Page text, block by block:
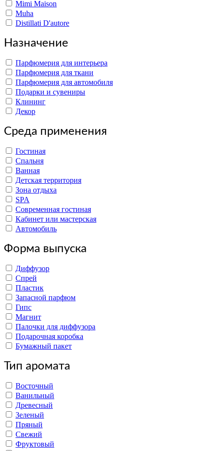
Mimi Maison
Muha
Distillati D'autore
Назначение
Парфюмерия для интерьера
Парфюмерия для ткани
Парфюмерия для автомобиля
Подарки и сувениры
Клининг
Декор
Среда применения
Гостиная
Спальня
Ванная
Детская территория
Зона отдыха
SPA
Современная гостиная
Кабинет или мастерская
Автомобиль
Форма выпуска
Диффузор
Спрей
Пластик
Запасной парфюм
Гипс
Магнит
Палочки для диффузора
Подарочная коробка
Бумажный пакет
Тип аромата
Восточный
Ванильный
Древесный
Зеленый
Пряный
Свежий
Фруктовый